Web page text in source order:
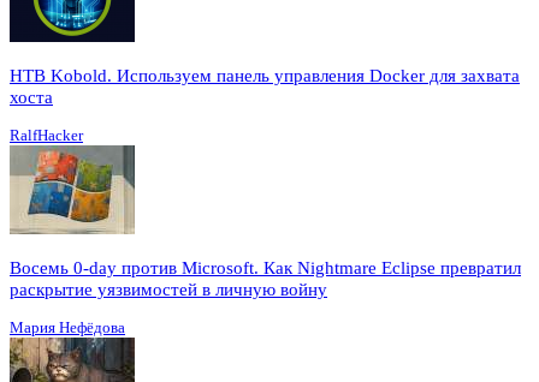
HTB Kobold. Используем панель управления Docker для захвата
хоста
RalfHacker
Восемь 0-day против Microsoft. Как Nightmare Eclipse превратил
раскрытие уязвимостей в личную войну
Мария Нефёдова